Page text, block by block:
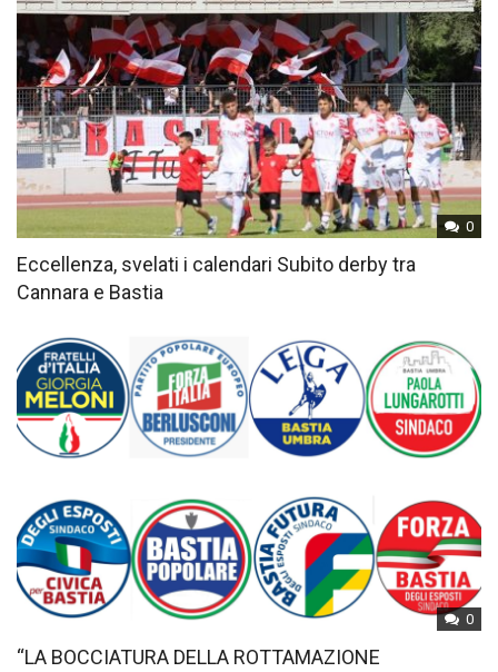
0
Eccellenza, svelati i calendari Subito derby tra
Cannara e Bastia
0
“LA BOCCIATURA DELLA ROTTAMAZIONE